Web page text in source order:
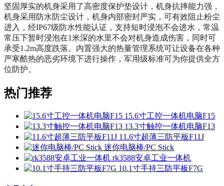
坚固厚实的机身采用了高密度保护垫设计，机身抗摔能力强，
机身采用防水防尘设计，机身内部密封严实，可有效阻止粉尘
进入，经IP67级防水性能认证，支持短时浸泡不会进水，常温
常压下暂时浸泡在1米深的水里不会对机身造成伤害，同时可
承受1.2m高度跌落。内置强大的热量管理系统可让设备在各种
严寒酷热的恶劣环境下进行操作，军用级标准可为你提供全方
位防护。
热门推荐
15.6寸工控一体机电脑F15
13.3寸触控一体机电脑F13
11.6寸超薄三防平板F11J
迷你电脑棒/PC Stick
rk3588安卓工业一体机
10.1寸手持三防平板F7G